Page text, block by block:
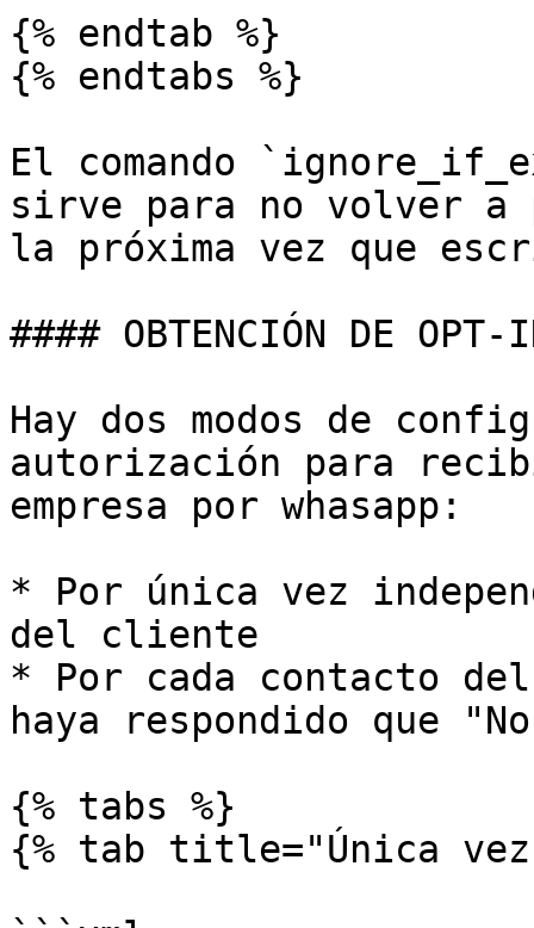
{% endtab %}
{% endtabs %}
El comando
sirve para no volver
la próxima vez que
#### OBTENCIÓN DE
Hay dos modos de
autorización para
empresa por whasapp:
* Por única vez
del cliente
* Por cada contacto
haya respondido que
{% tabs %}
{% tab title="Única